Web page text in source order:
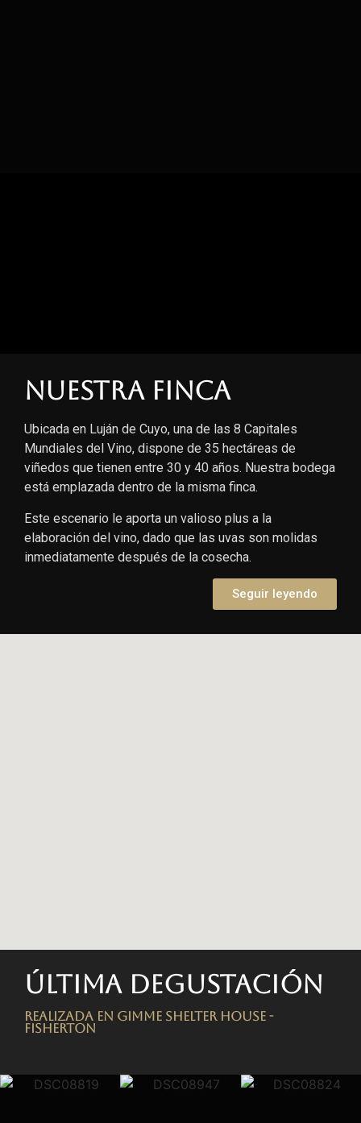
Nuestra finca
Ubicada en Luján de Cuyo, una de las 8 Capitales
Mundiales del Vino, dispone de 35 hectáreas de
viñedos que tienen entre 30 y 40 años. Nuestra bodega
está emplazada dentro de la misma finca.
Este escenario le aporta un valioso plus a la
elaboración del vino, dado que las uvas son molidas
inmediatamente después de la cosecha.
Seguir leyendo
Última degustación
Realizada en Gimme Shelter House -
FISHERTON